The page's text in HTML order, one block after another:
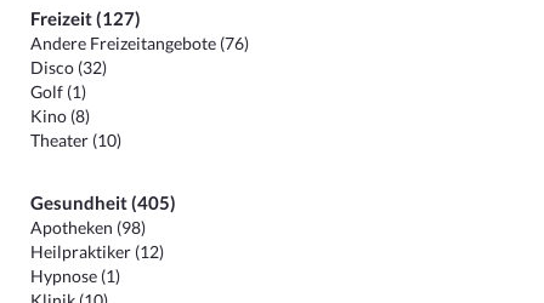
Freizeit (127)
Andere Freizeitangebote (76)
Disco (32)
Golf (1)
Kino (8)
Theater (10)
Gesundheit (405)
Apotheken (98)
Heilpraktiker (12)
Hypnose (1)